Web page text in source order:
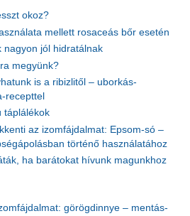
okoz?
mellett rosaceás bőr esetén
nagyon jól hidratálnak
megyünk?
is a ribizlitől – uborkás-
recepttel
táplálékok
az izomfájdalmat: Epsom-só –
történő használatához
ha barátokat hívunk magunkhoz
görögdinnye – mentás-